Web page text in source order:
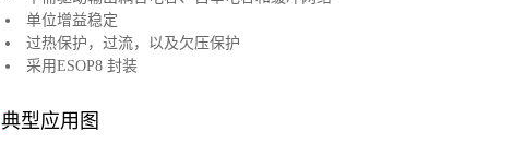
单位增益稳定
过热保护，过流，以及欠压保护
采用ESOP8 封装
典型应用图